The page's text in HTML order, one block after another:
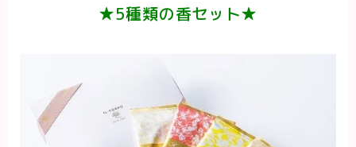
★5種類の香セット★